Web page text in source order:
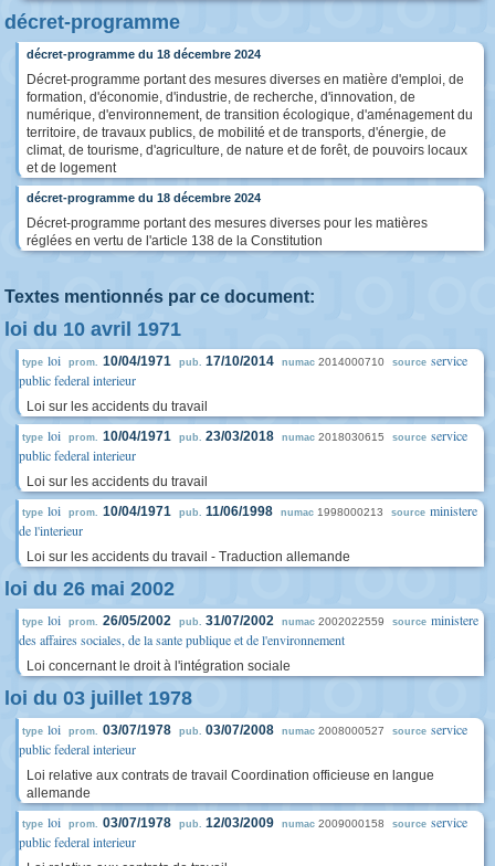
décret-programme
décret-programme du 18 décembre 2024
Décret-programme portant des mesures diverses en matière d'emploi, de
formation, d'économie, d'industrie, de recherche, d'innovation, de
numérique, d'environnement, de transition écologique, d'aménagement du
territoire, de travaux publics, de mobilité et de transports, d'énergie, de
climat, de tourisme, d'agriculture, de nature et de forêt, de pouvoirs locaux
et de logement
décret-programme du 18 décembre 2024
Décret-programme portant des mesures diverses pour les matières
réglées en vertu de l'article 138 de la Constitution
Textes mentionnés par ce document:
loi du 10 avril 1971
type loi prom. 10/04/1971 pub. 17/10/2014 numac 2014000710 source service
public federal interieur
Loi sur les accidents du travail
type loi prom. 10/04/1971 pub. 23/03/2018 numac 2018030615 source service
public federal interieur
Loi sur les accidents du travail
type loi prom. 10/04/1971 pub. 11/06/1998 numac 1998000213 source ministere
de l'interieur
Loi sur les accidents du travail - Traduction allemande
loi du 26 mai 2002
type loi prom. 26/05/2002 pub. 31/07/2002 numac 2002022559 source ministere
des affaires sociales, de la sante publique et de l'environnement
Loi concernant le droit à l'intégration sociale
loi du 03 juillet 1978
type loi prom. 03/07/1978 pub. 03/07/2008 numac 2008000527 source service
public federal interieur
Loi relative aux contrats de travail Coordination officieuse en langue
allemande
type loi prom. 03/07/1978 pub. 12/03/2009 numac 2009000158 source service
public federal interieur